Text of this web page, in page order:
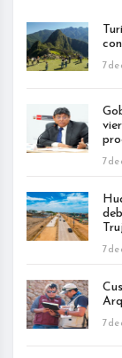
7
7
7
7